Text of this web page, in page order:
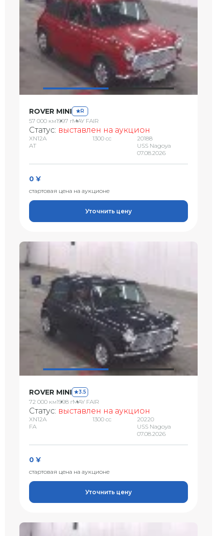
ROVER MINI R
57 000 км1997 гMAY FAIR
Статус: выставлен на аукцион
XN12A
AT
1300 сс
20188
USS Nagoya
07.08.2026
0 ¥
стартовая цена на аукционе
Уточнить цену
ROVER MINI 3.5
72 000 км1998 гMAY FAIR
Статус: выставлен на аукцион
XN12A
FA
1300 сс
20220
USS Nagoya
07.08.2026
0 ¥
стартовая цена на аукционе
Уточнить цену